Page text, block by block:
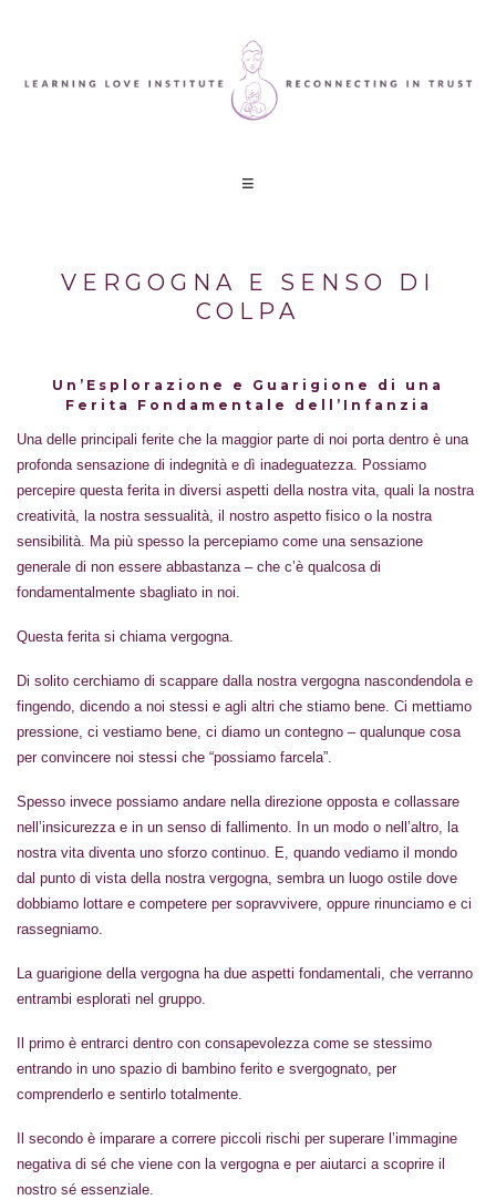
VERGOGNA E SENSO DI
COLPA
Un’Esplorazione e Guarigione di una
Ferita Fondamentale dell’Infanzia
Una delle principali ferite che la maggior parte di noi porta dentro è una
profonda sensazione di indegnità e dì inadeguatezza. Possiamo
percepire questa ferita in diversi aspetti della nostra vita, quali la nostra
creatività, la nostra sessualità, il nostro aspetto fisico o la nostra
sensibilità. Ma più spesso la percepiamo come una sensazione
generale di non essere abbastanza – che c’è qualcosa di
fondamentalmente sbagliato in noi.
Questa ferita si chiama vergogna.
Di solito cerchiamo di scappare dalla nostra vergogna nascondendola e
fingendo, dicendo a noi stessi e agli altri che stiamo bene. Ci mettiamo
pressione, ci vestiamo bene, ci diamo un contegno – qualunque cosa
per convincere noi stessi che “possiamo farcela”.
Spesso invece possiamo andare nella direzione opposta e collassare
nell’insicurezza e in un senso di fallimento. In un modo o nell’altro, la
nostra vita diventa uno sforzo continuo. E, quando vediamo il mondo
dal punto di vista della nostra vergogna, sembra un luogo ostile dove
dobbiamo lottare e competere per sopravvivere, oppure rinunciamo e ci
rassegniamo.
La guarigione della vergogna ha due aspetti fondamentali, che verranno
entrambi esplorati nel gruppo.
Il primo è entrarci dentro con consapevolezza come se stessimo
entrando in uno spazio di bambino ferito e svergognato, per
comprenderlo e sentirlo totalmente.
Il secondo è imparare a correre piccoli rischi per superare l’immagine
negativa di sé che viene con la vergogna e per aiutarci a scoprire il
nostro sé essenziale.